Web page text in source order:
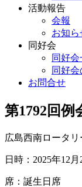
活動報告
会報
お知ら
同好会
同好会
同好
お問合せ
第1792回例
広島西南ロータ
日時：2025年12
席：誕生日席